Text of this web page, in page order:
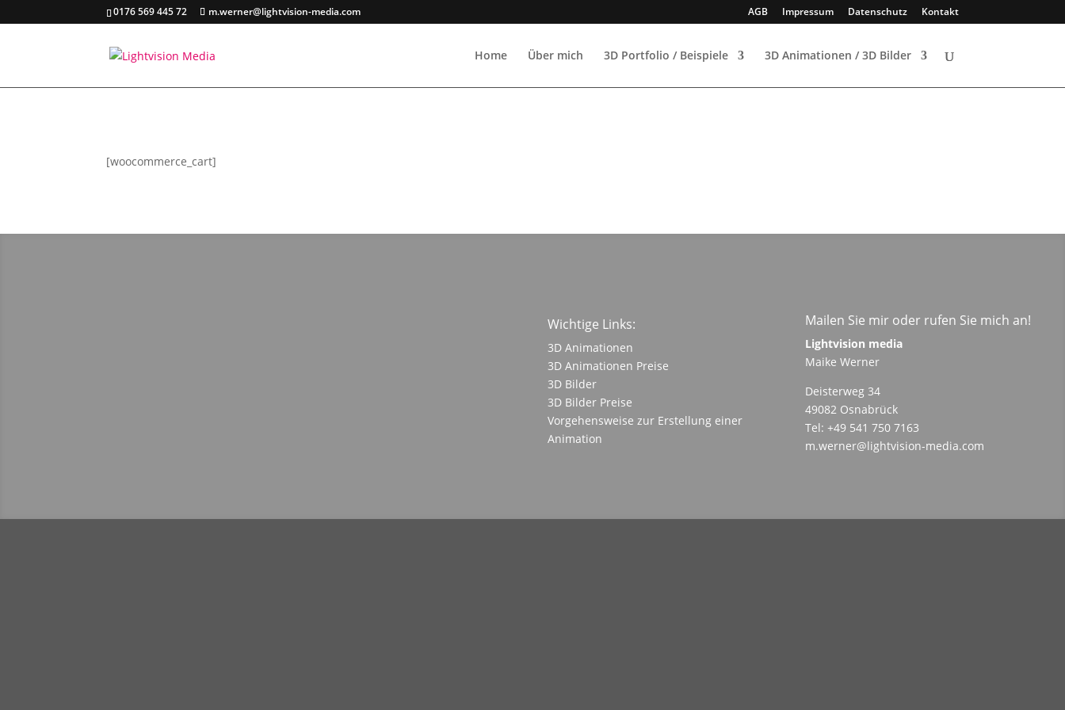
0176 569 445 72 m.werner@lightvision-media.com AGB Impressum Datenschutz Kontakt
Home Über mich 3D Portfolio / Beispiele 3D Animationen / 3D Bilder
[woocommerce_cart]
Wichtige Links:
3D Animationen
3D Animationen Preise
3D Bilder
3D Bilder Preise
Vorgehensweise zur Erstellung einer
Animation
Mailen Sie mir oder rufen Sie mich an!
Lightvision media
Maike Werner
Deisterweg 34
49082 Osnabrück
Tel: +49 541 750 7163
m.werner@lightvision-media.com